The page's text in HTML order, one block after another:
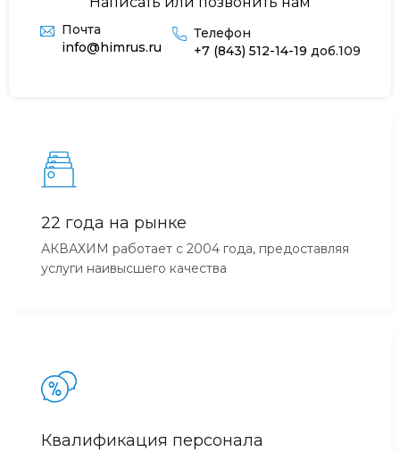
Почта
info@himrus.ru
Телефон
+7 (843) 512-14-19 доб.109
22 года на рынке
АКВАХИМ работает с 2004 года, предоставляя
услуги наивысшего качества
Квалификация персонала